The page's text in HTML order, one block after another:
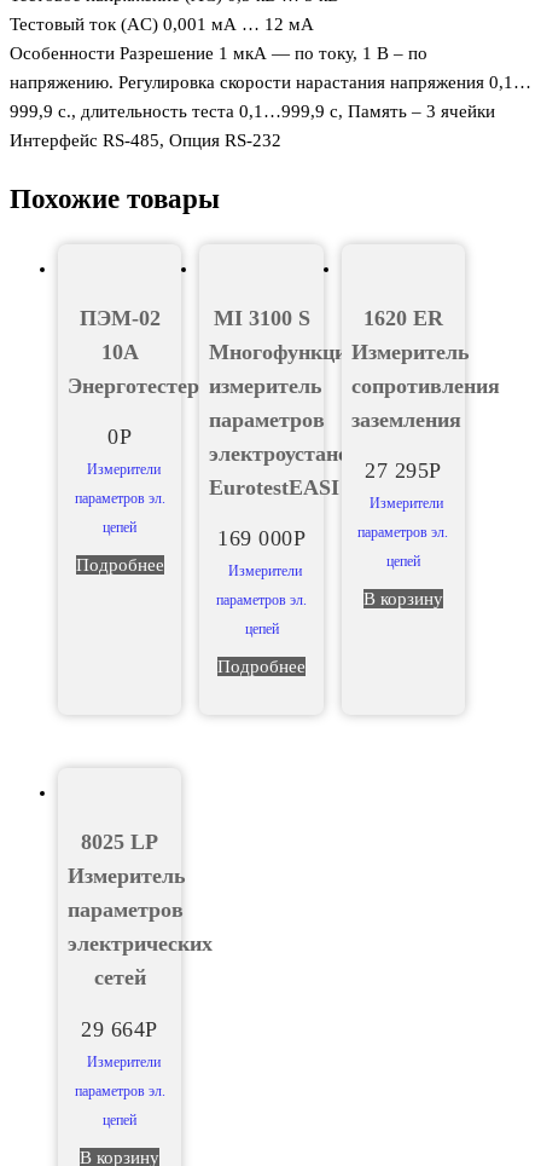
Тестовый ток (AC) 0,001 мА … 12 мА
Особенности Разрешение 1 мкА — по току, 1 В – по
напряжению. Регулировка скорости нарастания напряжения 0,1…
999,9 с., длительность теста 0,1…999,9 с, Память – 3 ячейки
Интерфейс RS-485, Опция RS-232
Похожие товары
ПЭМ-02
10А
Энерготестер
0Р
Измерители
параметров эл.
цепей
Подробнее
MI 3100 S
Многофункциональный
измеритель
параметров
электроустановок
EurotestEASI
169 000Р
Измерители
параметров эл.
цепей
Подробнее
1620 ER
Измеритель
сопротивления
заземления
27 295Р
Измерители
параметров эл.
цепей
В корзину
8025 LP
Измеритель
параметров
электрических
сетей
29 664Р
Измерители
параметров эл.
цепей
В корзину